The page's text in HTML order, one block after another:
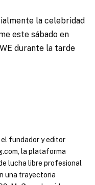
la celebridad
este sábado en
durante la tarde
fundador y editor
la plataforma
lucha libre profesional
una trayectoria